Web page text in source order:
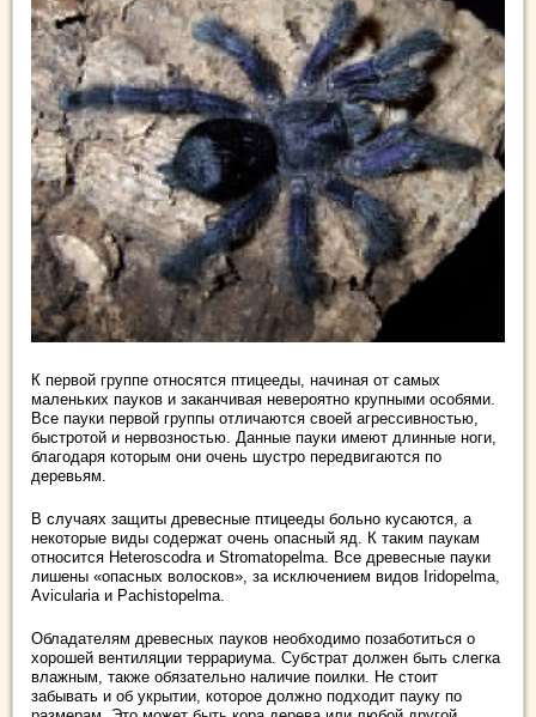
К первой группе относятся птицееды, начиная от самых
маленьких пауков и заканчивая невероятно крупными особями.
Все пауки первой группы отличаются своей агрессивностью,
быстротой и нервозностью. Данные пауки имеют длинные ноги,
благодаря которым они очень шустро передвигаются по
деревьям.
В случаях защиты древесные птицееды больно кусаются, а
некоторые виды содержат очень опасный яд. К таким паукам
относится Heteroscodra и Stromatopelma. Все древесные пауки
лишены «опасных волосков», за исключением видов Iridopelma,
Avicularia и Pachistopelma.
Обладателям древесных пауков необходимо позаботиться о
хорошей вентиляции террариума. Субстрат должен быть слегка
влажным, также обязательно наличие поилки. Не стоит
забывать и об укрытии, которое должно подходит пауку по